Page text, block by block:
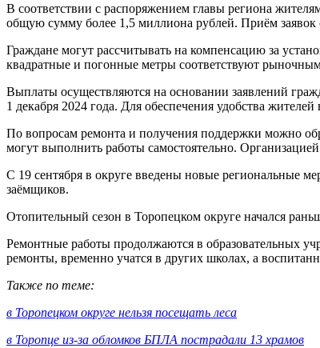
В соответствии с распоряжением главы региона
общую сумму более 1,5 миллиона рублей. Приём заявок
Граждане могут рассчитывать на компенсацию за
квадратные и погонные метры соответствуют
Выплаты осуществляются на основании заявлений
1 декабря 2024 года. Для обеспечения удобства
По вопросам ремонта и получения поддержки можно
могут выполнить работы самостоятельно.
С 19 сентября в округе введены новые региональные
заёмщиков.
Отопительный сезон в Торопецком округе начался
Ремонтные работы продолжаются в образовательных
ремонты, временно учатся в других школах, а
Также по теме:
в Торопецком округе нельзя посещать леса
в Торопце из-за обломков БПЛА пострадали 13 храмов